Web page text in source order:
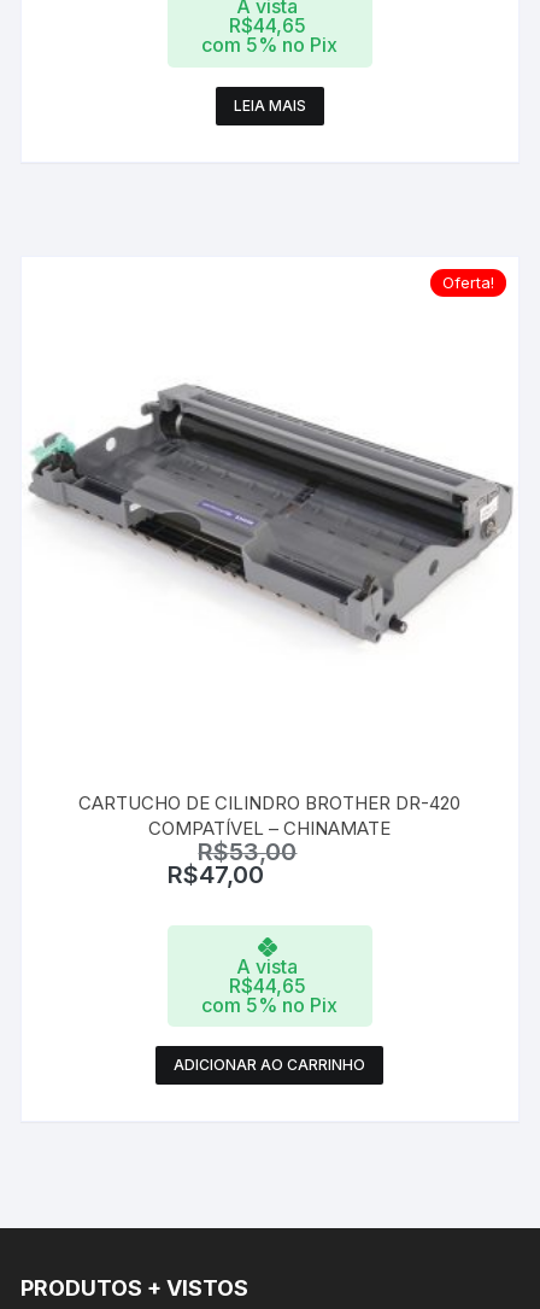
A vista
R$44,65
com 5% no Pix
LEIA MAIS
Oferta!
CARTUCHO DE CILINDRO BROTHER DR-420
COMPATÍVEL – CHINAMATE
R$53,00
R$47,00
A vista
R$44,65
com 5% no Pix
ADICIONAR AO CARRINHO
PRODUTOS + VISTOS